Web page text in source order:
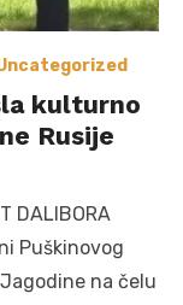
kulturno
Rusije
DALIBORA
Puškinovog
na čelu